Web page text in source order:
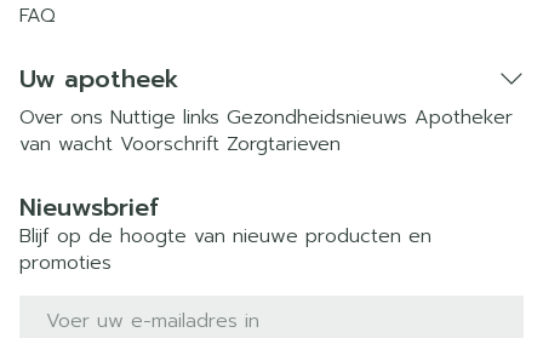
FAQ
Uw apotheek
Over ons Nuttige links Gezondheidsnieuws Apotheker
van wacht Voorschrift Zorgtarieven
Nieuwsbrief
Blijf op de hoogte van nieuwe producten en
promoties
E-mail adres